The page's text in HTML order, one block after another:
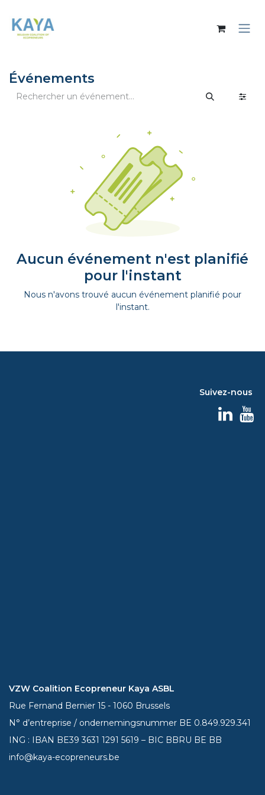
Événements
Aucun événement n'est planifié
pour l'instant
Nous n'avons trouvé aucun événement planifié pour
l'instant.
Suivez-nous
VZW Coalition Ecopreneur Kaya ASBL
Rue Fernand Bernier 15 - 1060 Brussels
N° d’entreprise / ondernemingsnummer BE 0.849.929.341
ING : IBAN BE393631 1291 5619 – BIC BBRU BE BB
info@kaya-ecopreneurs.be